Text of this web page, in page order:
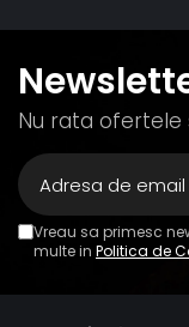
Nu rata
Vreau sa primesc
multe in Politica de